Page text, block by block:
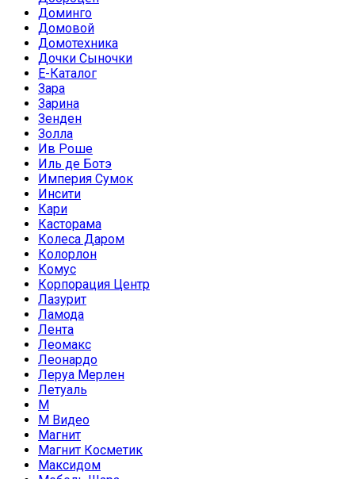
Доминго
Домовой
Домотехника
Дочки Сыночки
Е-Каталог
Зара
Зарина
Зенден
Золла
Ив Роше
Иль де Ботэ
Империя Сумок
Инсити
Кари
Касторама
Колеса Даром
Колорлон
Комус
Корпорация Центр
Лазурит
Ламода
Лента
Леомакс
Леонардо
Леруа Мерлен
Летуаль
М
М Видео
Магнит
Магнит Косметик
Максидом